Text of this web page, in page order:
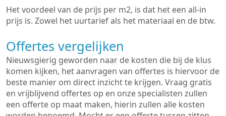
Het voordeel van de prijs per m2, is dat het een all-in
prijs is. Zowel het uurtarief als het materiaal en de btw.
Offertes vergelijken
Nieuwsgierig geworden naar de kosten die bij de klus
komen kijken, het aanvragen van offertes is hiervoor de
beste manier om direct inzicht te krijgen. Vraag gratis
en vrijblijvend offertes op en onze specialisten zullen
een offerte op maat maken, hierin zullen alle kosten